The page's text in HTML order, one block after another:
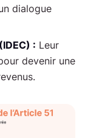
dialogue
: Leur
devenir une